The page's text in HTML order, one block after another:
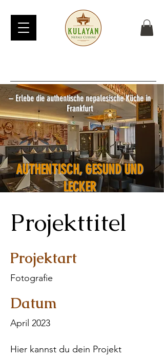
– Erlebe die authentische nepalesische Küche in
Frankfurt
AUTHENTISCH, GESUND UND
LECKER
Projekttitel
Projektart
Fotografie
Datum
April 2023
Hier kannst du dein Projekt